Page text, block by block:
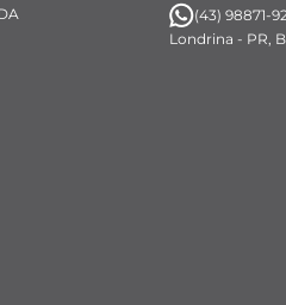
(43) 98871-
Londrina - PR,